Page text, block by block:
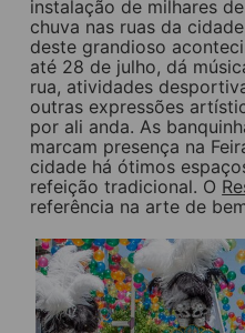
instalação de milhares
chuva nas ruas da
deste grandioso
até 28 de julho, dá
rua, atividades
outras expressões
por ali anda. As
marcam presença na
cidade há ótimos
refeição tradicional. O
referência na arte de